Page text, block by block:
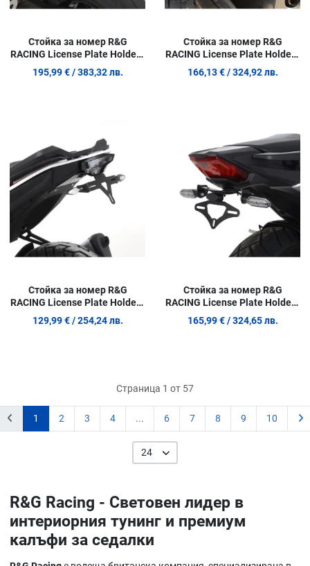
Стойка за номер R&G
RACING License Plate Holder -
Triumph Speed Triple 1200
RR/RS
195,99 € / 383,32 лв.
Стойка за номер R&G
RACING License Plate Holder -
Suzuki Hayabusa 21-26
166,13 € / 324,92 лв.
Сравни продукт
Стойка за номер R&G
RACING License Plate Holder -
KTM 390 Adventure 20-24
129,99 € / 254,24 лв.
Стойка за номер R&G
RACING License Plate Holder -
Honda NC750X 21-26
165,99 € / 324,65 лв.
Страница 1 от 57
1 2 3 4 ... 6 7 8 9 10
24
R&G Racing - Световен лидер в
интериорния тунинг и премиум
калъфи за седалки